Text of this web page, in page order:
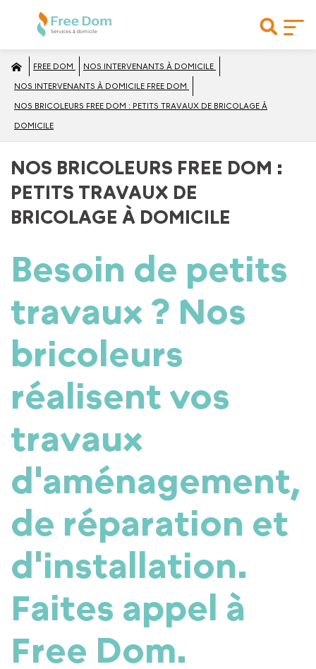
FREE DOM NOS INTERVENANTS À DOMICILE
NOS INTERVENANTS À DOMICILE FREE DOM
NOS BRICOLEURS FREE DOM : PETITS TRAVAUX DE BRICOLAGE À
DOMICILE
NOS BRICOLEURS FREE DOM :
PETITS TRAVAUX DE
BRICOLAGE À DOMICILE
Besoin de petits
travaux ? Nos
bricoleurs
réalisent vos
travaux
d'aménagement,
de réparation et
d'installation.
Faites appel à
Free Dom.